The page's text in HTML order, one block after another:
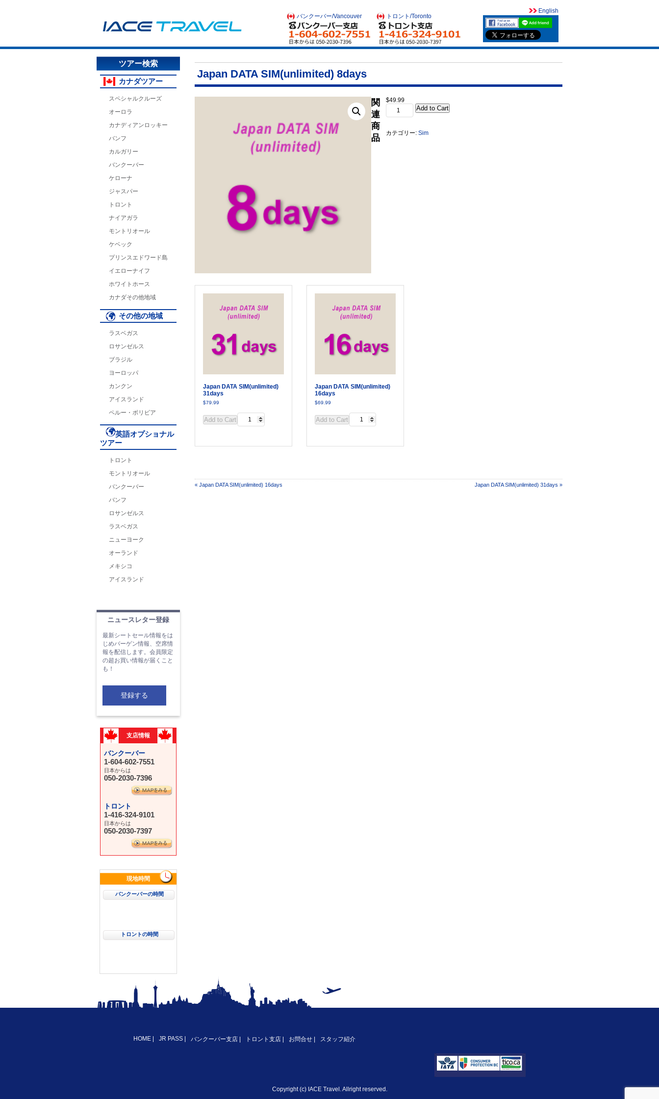
バンクーバー/Vancouver トロント/Toronto
English
ツアー検索
カナダツアー
スペシャルクルーズ
オーロラ
カナディアンロッキー
バンフ
カルガリー
バンクーバー
ケローナ
ジャスパー
トロント
ナイアガラ
モントリオール
ケベック
プリンスエドワード島
イエローナイフ
ホワイトホース
カナダその他地域
その他の地域
ラスベガス
ロサンゼルス
ブラジル
ヨーロッパ
カンクン
アイスランド
ペルー・ボリビア
英語オプショナル
ツアー
トロント
モントリオール
バンクーバー
バンフ
ロサンゼルス
ラスベガス
ニューヨーク
オーランド
メキシコ
アイスランド
ニュースレター登録
最新シートセール情報をは
じめバーゲン情報、空席情
報を配信します。会員限定
の超お買い情報が届くこと
も！
登録する
支店情報
バンクーバー
1-604-602-7551
日本からは
050-2030-7396
トロント
1-416-324-9101
日本からは
050-2030-7397
現地時間
バンクーバーの時間
トロントの時間
Japan DATA SIM(unlimited) 8days
$49.99
Japan
DATA
個
Add to Cart
カテゴリー: Sim
関
連
商
品
Japan DATA SIM(unlimited)
31days
$79.99
Japan
DATA
Add to Cart
Japan DATA SIM(unlimited)
16days
$69.99
Japan
DATA
Add to Cart
« Japan DATA SIM(unlimited) 16days Japan DATA SIM(unlimited) 31days »
HOME JR PASS バンクーバー支店 トロント支店 お問合せ スタッフ紹介
Copyright (c) IACE Travel. Allright reserved.